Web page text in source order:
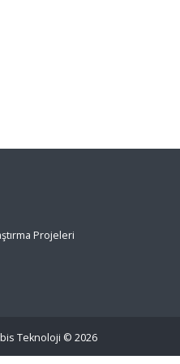
Projeleri
Teknoloji © 2026